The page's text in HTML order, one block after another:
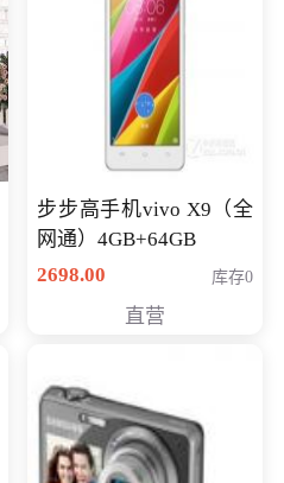
步步高手机vivo X9（全
网通）4GB+64GB
2698.00
库存0
直营